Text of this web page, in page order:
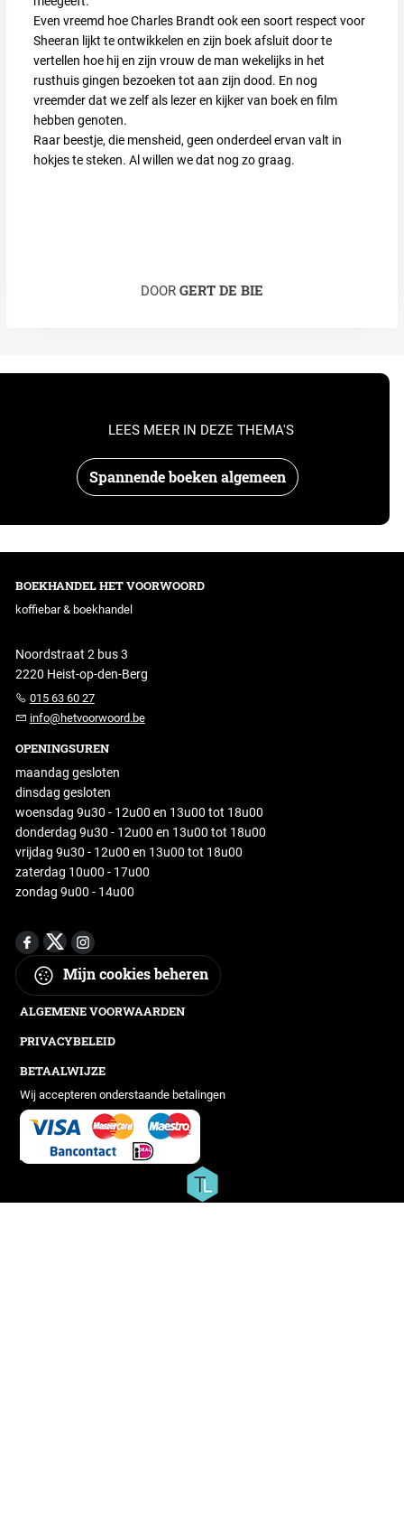
Even vreemd hoe Charles Brandt ook een soort respect voor
Sheeran lijkt te ontwikkelen en zijn boek afsluit door te
vertellen hoe hij en zijn vrouw de man wekelijks in het
rusthuis gingen bezoeken tot aan zijn dood. En nog
vreemder dat we zelf als lezer en kijker van boek en film
hebben genoten.
Raar beestje, die mensheid, geen onderdeel ervan valt in
hokjes te steken. Al willen we dat nog zo graag.
DOOR GERT DE BIE
Spannende boeken algemeen
LEES MEER IN DEZE THEMA'S
BOEKHANDEL HET VOORWOORD
koffiebar & boekhandel
Noordstraat 2 bus 3
2220 Heist-op-den-Berg
015 63 60 27
info@hetvoorwoord.be
OPENINGSUREN
maandag gesloten
dinsdag gesloten
woensdag 9u30 - 12u00 en 13u00 tot 18u00
donderdag 9u30 - 12u00 en 13u00 tot 18u00
vrijdag 9u30 - 12u00 en 13u00 tot 18u00
zaterdag 10u00 - 17u00
zondag 9u00 - 14u00
Mijn cookies beheren
ALGEMENE VOORWAARDEN
PRIVACYBELEID
BETAALWIJZE
Wij accepteren onderstaande betalingen